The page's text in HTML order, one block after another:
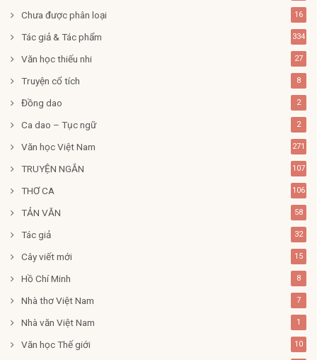
Chưa được phân loại 16
Tác giả & Tác phẩm 334
Văn học thiếu nhi 27
Truyện cổ tích 8
Đồng dao 2
Ca dao – Tục ngữ 2
Văn học Việt Nam 271
TRUYỆN NGẮN 107
THƠ CA 106
TẢN VĂN 58
Tác giả 32
Cây viết mới 15
Hồ Chí Minh 8
Nhà thơ Việt Nam 7
Nhà văn Việt Nam 1
Văn học Thế giới 10